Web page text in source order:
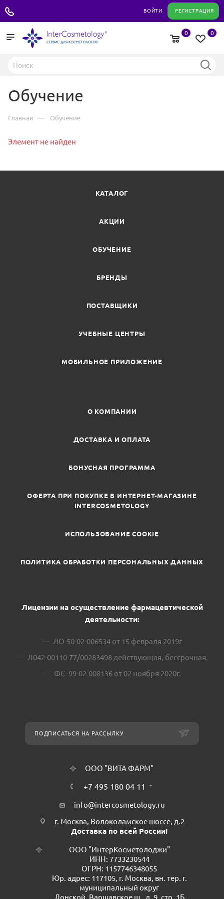
ВОЙТИ РЕГИСТРАЦИЯ
0
0
Обучение
Главная — Обучение
Элемент не найден
КАТАЛОГ
АКЦИИ
ОБУЧЕНИЕ
БРЕНДЫ
ПОСТАВЩИКИ
УЧЕБНЫЕ ЦЕНТРЫ
МОБИЛЬНОЕ ПРИЛОЖЕНИЕ
О КОМПАНИИ
ДОСТАВКА И ОПЛАТА
БОНУСНАЯ ПРОГРАММА
ОФЕРТА ПРИ ПОКУПКЕ В ИНТЕРНЕТ-МАГАЗИНЕ
INTERCOSMETOLOGY
ИСПОЛЬЗОВАНИЕ COOKIE
ПОЛИТИКА ОБРАБОТКИ ПЕРСОНАЛЬНЫХ ДАННЫХ
Лицензии на осуществление фармацевтической
деятельности:
ЛО-50-02-006534 от 15 февраля 2019г
Л042-00110-77/00283498 действующая, бессрочная.
ФС -99-02-008136 от 02 ноября 2020г.
ПОДПИСАТЬСЯ НА РАССЫЛКУ
ООО "ВИТА ФАРМ"
+7 495 180 04 11
info@intercosmetology.ru
г. Москва, Волоколамское шоссе, д.2
Доставка по всей России!
ООО "ИнтерКосметолоджи"
ИНН: 7733230544
ОГРН: 1157746348055
Юр. адрес: 117105, г. Москва, вн. тер. г.
муниципальный округ
Донской, Варшавское ш., д. 9, стр. 1Б